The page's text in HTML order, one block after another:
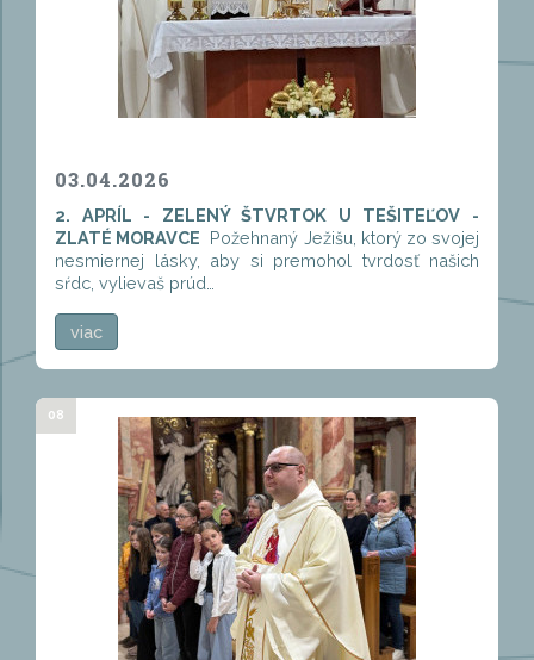
03.04.2026
2. APRÍL - ZELENÝ ŠTVRTOK U TEŠITEĽOV -
ZLATÉ MORAVCE Požehnaný Ježišu, ktorý zo svojej
nesmiernej lásky, aby si premohol tvrdosť našich
sŕdc, vylievaš prúd…
viac
08